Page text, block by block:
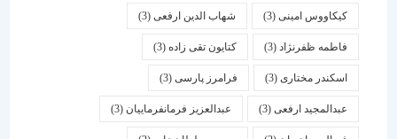
کیکاووس امینی(3) شهاب الدین ارفعی(3)
فاطمه ظفرنژاد(3) کتایون تقی زاده(3)
اسكندر مختاری (3) فرامرز پارسی(3)
عبدالمجید ارفعی(3) عبدالعزیز فرمانفرماییان(3)